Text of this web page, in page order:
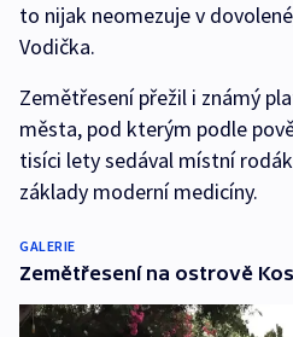
to nijak neomezuje v
Vodička.
Zemětřesení přežil i známý
města, pod kterým podle
tisíci lety sedával místní
základy moderní medicíny.
GALERIE
Zemětřesení na ostrově Kos